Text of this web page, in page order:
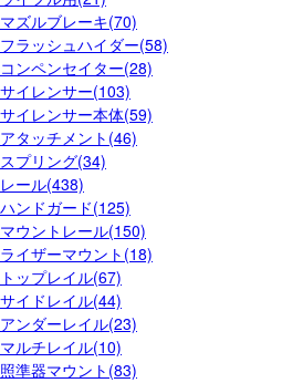
マズルブレーキ(70)
フラッシュハイダー(58)
コンペンセイター(28)
サイレンサー(103)
サイレンサー本体(59)
アタッチメント(46)
スプリング(34)
レール(438)
ハンドガード(125)
マウントレール(150)
ライザーマウント(18)
トップレイル(67)
サイドレイル(44)
アンダーレイル(23)
マルチレイル(10)
照準器マウント(83)